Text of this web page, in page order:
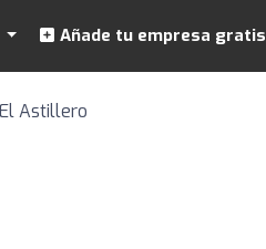
Añade tu empresa gratis
Astillero